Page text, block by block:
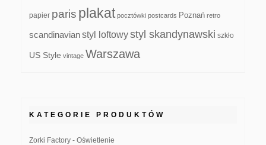
papier paris plakat pocztówki postcards Poznań retro
scandinavianstyl loftowystyl skandynawski szkło
US Style vintage Warszawa
KATEGORIE PRODUKTÓW
Zorki Factory - Oświetlenie